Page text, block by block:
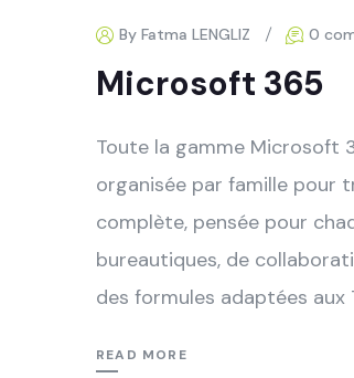
By Fatma LENGLIZ 0
Microsoft 365
Toute la gamme Microsoft
organisée par famille pour
complète, pensée pour
bureautiques, de
des formules adaptées aux
READ MORE